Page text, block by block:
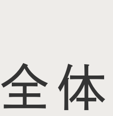
全